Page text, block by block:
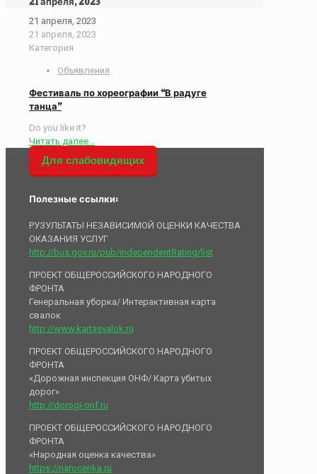
21 апреля, 2023
21 апреля, 2023
Категория
Объявления
Фестиваль по хореографии “В радуге
танца”
Do you like it?
Читать далее...
Для слабовидящих
Полезные ссылки:
РУЗУЛЬТАТЫ НЕЗАВИСИМОЙ ОЦЕНКИ КАЧЕСТВА
ОКАЗАНИЯ УСЛУГ
http://bus.gov.ru/pub/independentRating/list
ПРОЕКТ ОБЩЕРОССИЙСКОГО НАРОДНОГО
ФРОНТА
Генеральная уборка/ Интерактивная карта
свалок
http://www.kartasvalok.ru
ПРОЕКТ ОБЩЕРОССИЙСКОГО НАРОДНОГО
ФРОНТА
«Дорожная инспекция ОНФ/ Карта убитых
дорог»
http://dorogi-onf.ru
ПРОЕКТ ОБЩЕРОССИЙСКОГО НАРОДНОГО
ФРОНТА
«Народная оценка качества»
https://narocenka.ru